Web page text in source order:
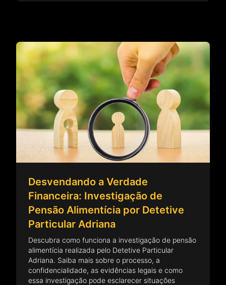
Desvendando a Verdade
Financeira: Investigação de
Pensão Alimentícia por Detetive
Particular Adriana
Descubra como funciona a investigação de pensão
alimentícia realizada pelo Detetive Particular
Adriana. Saiba mais sobre o processo, a
confidencialidade, as evidências legais e como
essa investigação pode esclarecer situações